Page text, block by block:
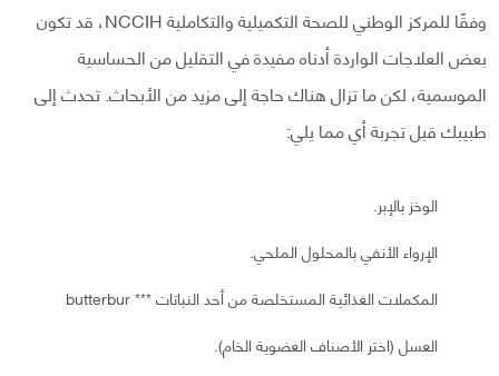
وفقًا للمركز الوطني للصحة التكميلية والتكاملية NCCIH، قد تكون
بعض العلاجات الواردة أدناه مفيدة في التقليل من الحساسية
الموسمية، لكن ما تزال هناك حاجة إلى مزيد من الأبحاث. تحدث إلى
طبيبك قبل تجربة أي مما يلي:
الوخز بالإبر.
الإرواء الأنفي بالمحلول الملحي.
المكملات الغذائية المستخلصة من أحد النباتات *** butterbur
العسل (اختر الأصناف العضوية الخام).